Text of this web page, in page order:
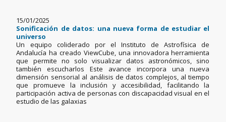
15/01/2025
Sonificación de datos: una nueva forma de estudiar el
universo
Un equipo coliderado por el Instituto de Astrofísica de
Andalucía ha creado ViewCube, una innovadora herramienta
que permite no solo visualizar datos astronómicos, sino
también escucharlos Este avance incorpora una nueva
dimensión sensorial al análisis de datos complejos, al tiempo
que promueve la inclusión y accesibilidad, facilitando la
participación activa de personas con discapacidad visual en el
estudio de las galaxias